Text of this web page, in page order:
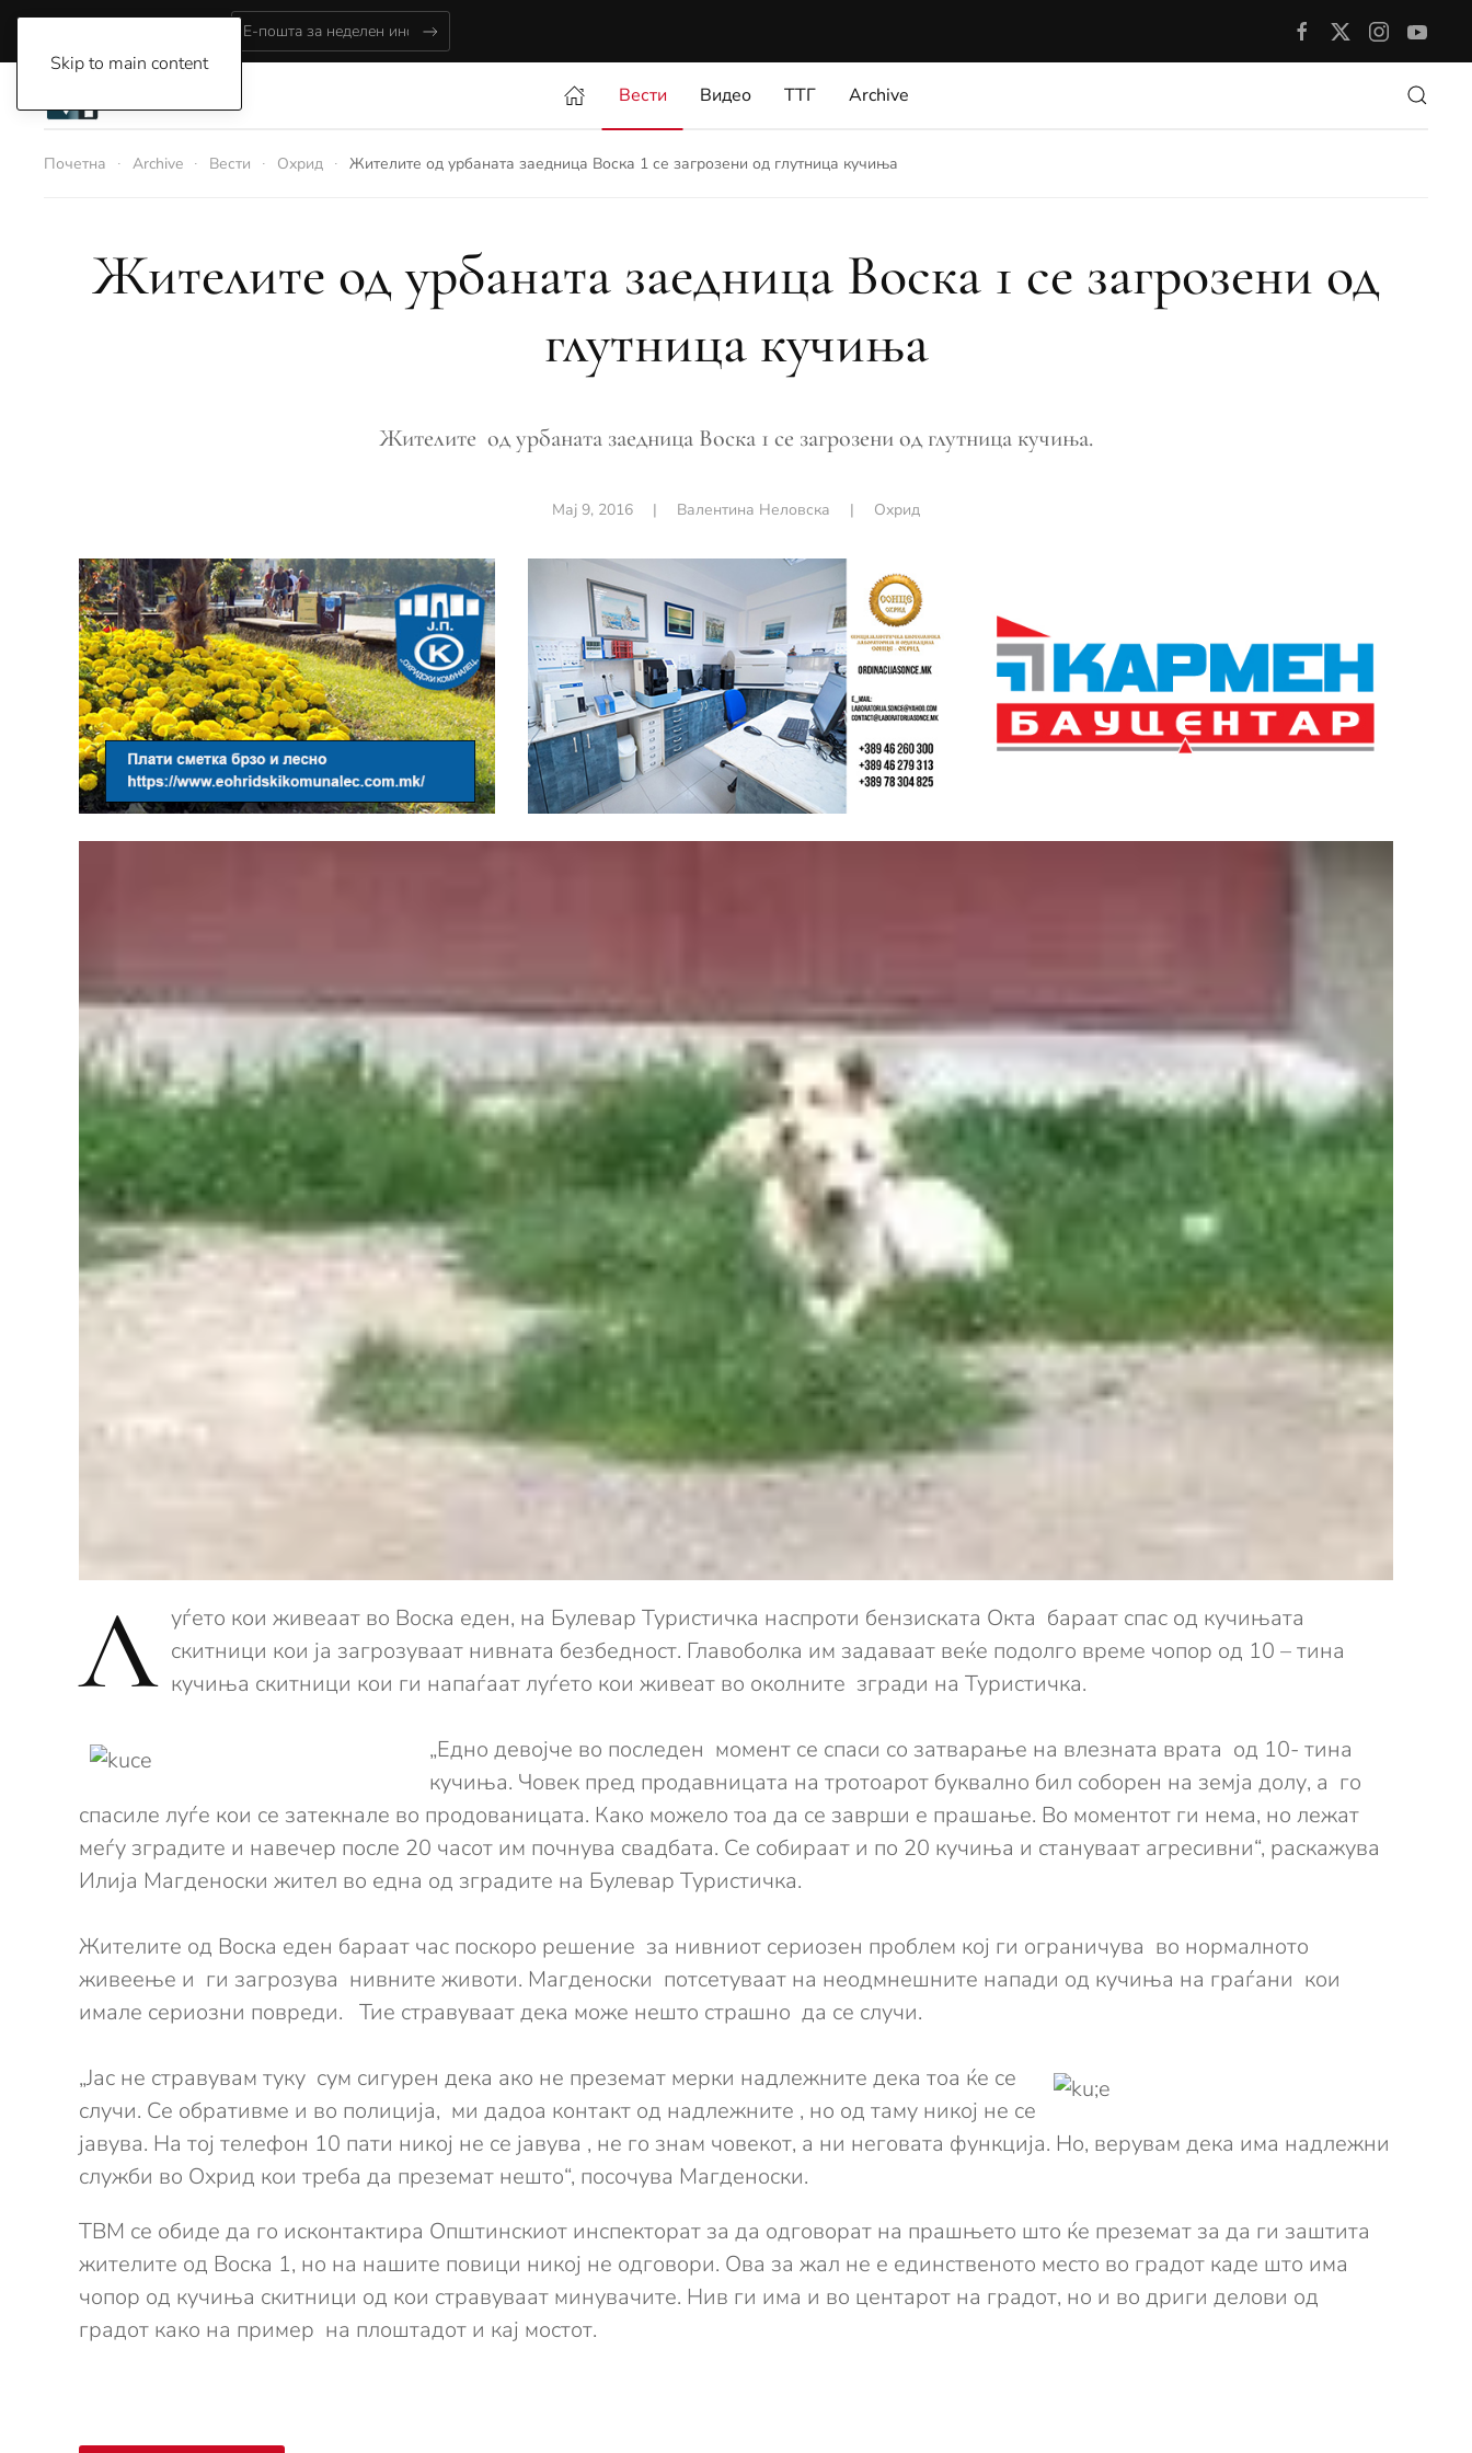
Skip to main content
Вести Видео ТТГ Archive
Почетна Archive Вести Охрид Жителите од урбаната заедница Воска 1 се загрозени од глутница кучиња
Жителите од урбаната заедница Воска 1 се загрозени од
глутница кучиња
Жителите од урбаната заедница Воска 1 се загрозени од глутница кучиња.
Мај 9, 2016 | Валентина Неловска | Охрид
Л уѓето кои живеаат во Воска еден, на Булевар Туристичка наспроти бензиската Окта бараат спас од кучињата
скитници кои ја загрозуваат нивната безбедност. Главоболка им задаваат веќе подолго време чопор од 10 – тина
кучиња скитници кои ги напаѓаат луѓето кои живеат во околните згради на Туристичка.
„Едно девојче во последен момент се спаси со затварање на влезната врата од 10- тина
кучиња. Човек пред продавницата на тротоарот буквално бил соборен на земја долу, а го
спасиле луѓе кои се затекнале во продованицата. Како можело тоа да се заврши е прашање. Во моментот ги нема, но лежат
меѓу зградите и навечер после 20 часот им почнува свадбата. Се собираат и по 20 кучиња и стануваат агресивни“, раскажува
Илија Магденоски жител во една од зградите на Булевар Туристичка.
Жителите од Воска еден бараат час поскоро решение за нивниот сериозен проблем кој ги ограничува во нормалното
живеење и ги загрозува нивните животи. Магденоски потсетуваат на неодмнешните напади од кучиња на граѓани кои
имале сериозни повреди. Тие стравуваат дека може нешто стрaшно да се случи.
„Јас не стравувам туку сум сигурен дека ако не преземат мерки надлежните дека тоа ќе се
случи. Се обративме и во полиција, ми дадоа контакт од надлежните , но од таму никој не се
јавува. На тој телефон 10 пати никој не се јавува , не го знам човекот, а ни неговата функција. Но, верувам дека има надлежни
служби во Охрид кои треба да преземат нешто“, посочува Магденоски.
ТВМ се обиде да го исконтактира Општинскиот инспекторат за да одговорат на прашњето што ќе преземат за да ги заштита
жителите од Воска 1, но на нашите повици никој не одговори. Ова за жал не е единственото место во градот каде што има
чопор од кучиња скитници од кои стравуваат минувачите. Нив ги има и во центарот на градот, но и во дриги делови од
градот како на пример на плоштадот и кај мостот.